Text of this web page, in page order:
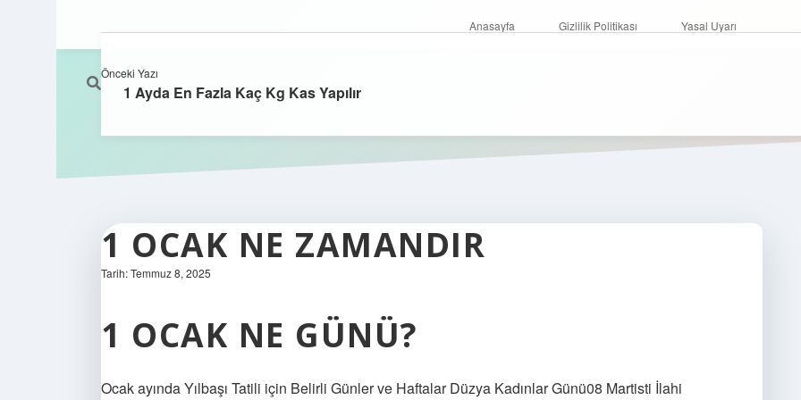
Anasayfa Gizlilik Politikası Yasal Uyarı
1 OCAK NE ZAMANDIR
Tarih: Temmuz 8, 2025
1 OCAK NE GÜNÜ?
Ocak ayında Yılbaşı Tatili için Belirli Günler ve Haftalar Düzya Kadınlar Günü08 Martisti İlahi
Önceki Yazı
1 Ayda En Fazla Kaç Kg Kas Yapılır